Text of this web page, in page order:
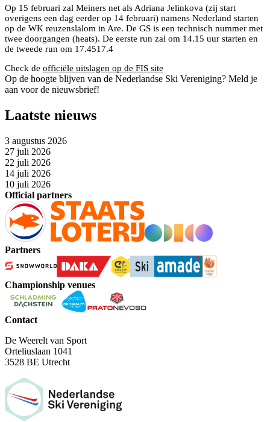
Op 15 februari zal Meiners net als Adriana Jelinkova (zij start
overigens een dag eerder op 14 februari) namens Nederland starten
op de WK reuzenslalom in Are. De GS is een technisch nummer met
twee doorgangen (heats). De eerste run zal om 14.15 uur starten en
de tweede run om 17.4517.4
Check de officiële uitslagen op de FIS site
Op de hoogte blijven van de Nederlandse Ski Vereniging? Meld je
aan voor de nieuwsbrief!
Laatste nieuws
3 augustus 2026
27 juli 2026
22 juli 2026
14 juli 2026
10 juli 2026
Official partners
Partners
Championship venues
Contact
De Weerelt van Sport
Orteliuslaan 1041
3528 BE Utrecht